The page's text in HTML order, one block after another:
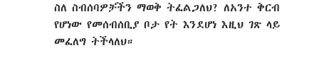
ስለ ስብሰባዎቻችን ማወቅ ትፈልጋለህ? ለአንተ ቅርብ
የሆነው የመሰብሰቢያ ቦታ የት እንደሆነ እዚህ ገጽ ላይ
መፈለግ ትችላለህ።